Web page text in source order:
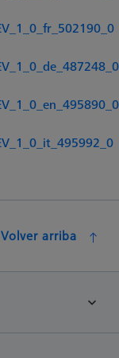
Volver arriba